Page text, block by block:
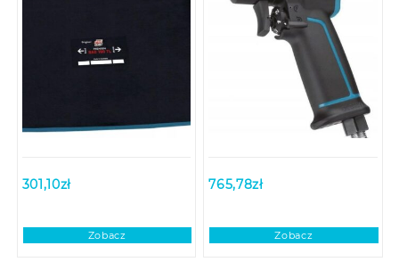
301,10zł
Zobacz
765,78zł
Zobacz